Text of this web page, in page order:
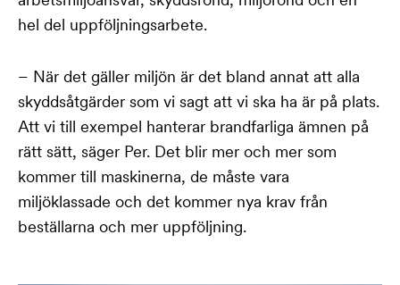
hel del uppföljningsarbete.
– När det gäller miljön är det bland annat att alla
skyddsåtgärder som vi sagt att vi ska ha är på plats.
Att vi till exempel hanterar brandfarliga ämnen på
rätt sätt, säger Per. Det blir mer och mer som
kommer till maskinerna, de måste vara
miljöklassade och det kommer nya krav från
beställarna och mer uppföljning.